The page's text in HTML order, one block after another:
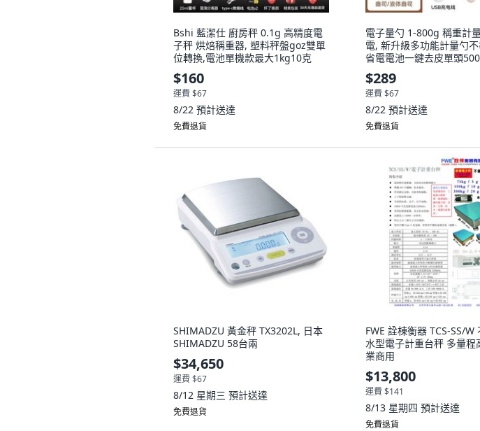
Bshi 藍潔仕 廚房秤 0.1g 高精度電
子秤 烘焙稱重器, 塑料秤盤goz雙單
位轉換,電池單機款最大1kg10克
$160
運費 $67
8/22 預計送達
免費退貨
電子量勺 1-800g 稱重計
電, 新升級多功能計量勺
省電電池一鍵去皮單頭
$289
運費 $67
8/22 預計送達
免費退貨
SHIMADZU 黃金秤 TX3202L, 日本
SHIMADZU 58台兩
$34,650
運費 $67
8/12 星期三 預計送達
免費退貨
FWE 詮棟衡器 TCS-SS/W
水型電子計重台秤 多量程
業商用
$13,800
運費 $141
8/13 星期四 預計送達
免費退貨